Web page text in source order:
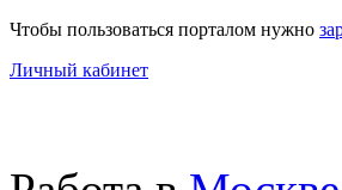
Чтобы пользоваться порталом нужно
Личный кабинет